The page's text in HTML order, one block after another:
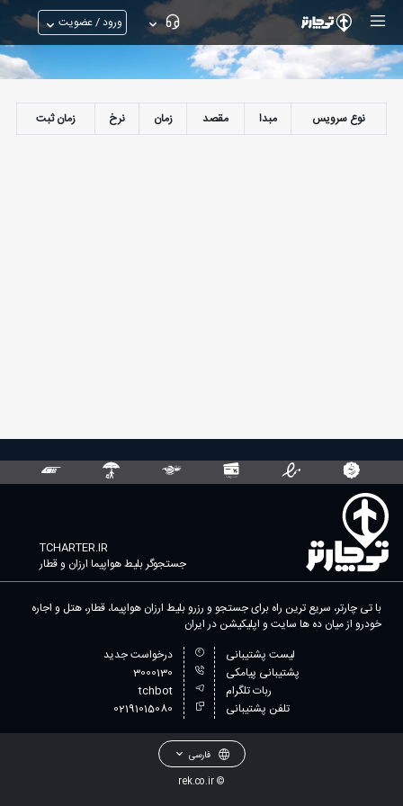
ورود / عضویت
نوع سرویس مبدا مقصد زمان نرخ زمان ثبت
TCHARTER.IR
جستجوگر بلیط هواپیما ارزان و قطار
با تی چارتر، سریع ترین راه برای جستجو و رزرو بلیط ارزان هواپیما، قطار، هتل و اجاره
خودرو از میان ده ها سایت و اپلیکیشن در ایران
لیست پشتیبانی
پشتیبانی پیامکی
ربات تلگرام
تلفن پشتیبانی
درخواست جدید
3000130
tchbot
02191015080
فارسی
©
rek.co.ir